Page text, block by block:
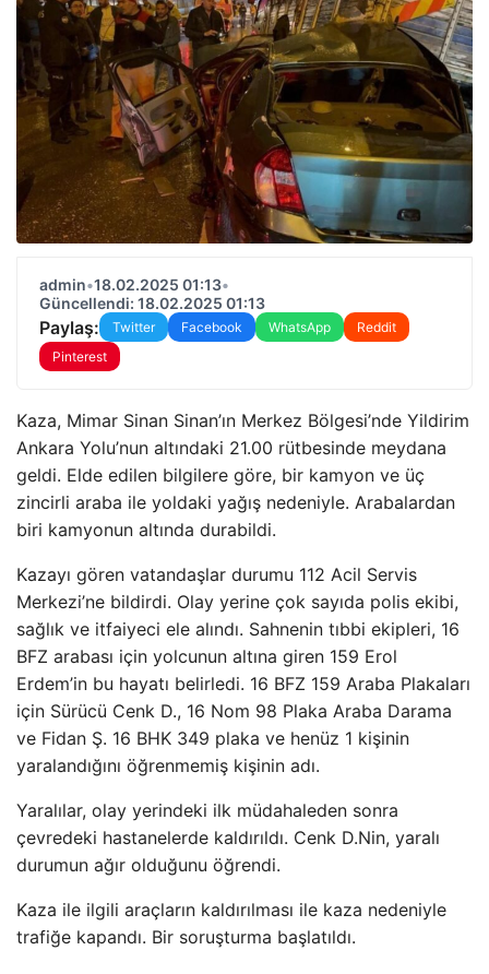
admin•18.02.2025 01:13•
Güncellendi: 18.02.2025 01:13
Paylaş: Twitter Facebook WhatsApp
Reddit
Pinterest
Kaza, Mimar Sinan Sinan’ın Merkez Bölgesi’nde Yildirim
Ankara Yolu’nun altındaki 21.00 rütbesinde meydana
geldi. Elde edilen bilgilere göre, bir kamyon ve üç
zincirli araba ile yoldaki yağış nedeniyle. Arabalardan
biri kamyonun altında durabildi.
Kazayı gören vatandaşlar durumu 112 Acil Servis
Merkezi’ne bildirdi. Olay yerine çok sayıda polis ekibi,
sağlık ve itfaiyeci ele alındı. Sahnenin tıbbi ekipleri, 16
BFZ arabası için yolcunun altına giren 159 Erol
Erdem’in bu hayatı belirledi. 16 BFZ 159 Araba Plakaları
için Sürücü Cenk D., 16 Nom 98 Plaka Araba Darama
ve Fidan Ş. 16 BHK 349 plaka ve henüz 1 kişinin
yaralandığını öğrenmemiş kişinin adı.
Yaralılar, olay yerindeki ilk müdahaleden sonra
çevredeki hastanelerde kaldırıldı. Cenk D.Nin, yaralı
durumun ağır olduğunu öğrendi.
Kaza ile ilgili araçların kaldırılması ile kaza nedeniyle
trafiğe kapandı. Bir soruşturma başlatıldı.